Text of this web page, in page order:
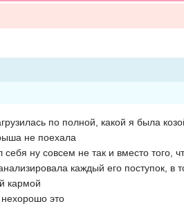
по полной, какой я была
не поехала
ну совсем не так и вместо того,
каждый его поступок, в
кармой
нехорошо это